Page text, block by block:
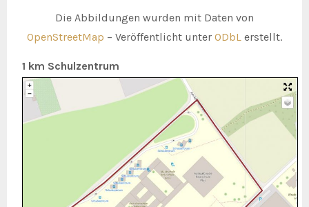
Die Abbildungen wurden mit Daten von
OpenStreetMap – Veröffentlicht unter ODbL erstellt.
1 km Schulzentrum